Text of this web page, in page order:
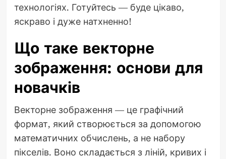
технологіях. Готуйтесь — буде цікаво,
яскраво і дуже натхненно!
Що таке векторне
зображення: основи для
новачків
Векторне зображення — це графічний
формат, який створюється за допомогою
математичних обчислень, а не набору
пікселів. Воно складається з ліній, кривих і